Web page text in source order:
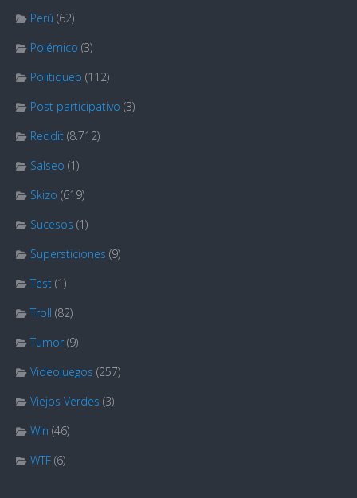
Perú (62)
Polémico (3)
Politiqueo (112)
Post participativo (3)
Reddit (8.712)
Salseo (1)
Skizo (619)
Sucesos (1)
Supersticiones (9)
Test (1)
Troll (82)
Tumor (9)
Videojuegos (257)
Viejos Verdes (3)
Win (46)
WTF (6)